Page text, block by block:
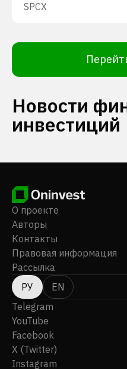
SPCX
Новости
инвестиций
О проекте
Авторы
Контакты
Правовая информация
Рассылка
РУ
EN
Telegram
YouTube
Facebook
X (Twitter)
Instagram